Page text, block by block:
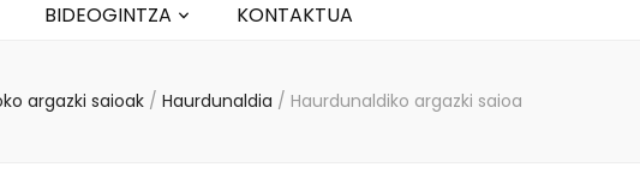
BIDEOGINTZA
KONTAKTUA
argazki saioak / Haurdunaldia / Haurdunaldiko argazki saioa